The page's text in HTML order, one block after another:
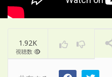
1.92K
視聴数